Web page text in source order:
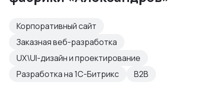
Корпоративный сайт
Заказная веб-разработка
UX\UI-дизайн и проектирование
Разработка на 1С-Битрикс
B2B